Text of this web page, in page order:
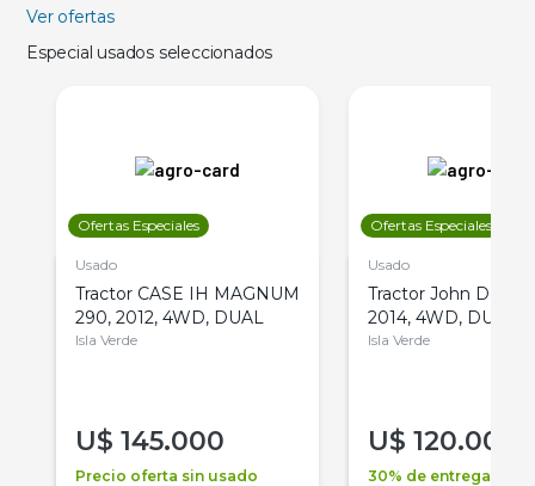
Ver ofertas
Especial usados seleccionados
Ofertas Especiales
Usado
Tractor CASE IH MAGNUM
290, 2012, 4WD, DUAL
Isla Verde
U$ 145.000
Precio oferta sin usado
Ofertas Especiales
Usado
Tractor John Deere
2014, 4WD, DUAL
Isla Verde
U$ 120.000
30% de entrega +